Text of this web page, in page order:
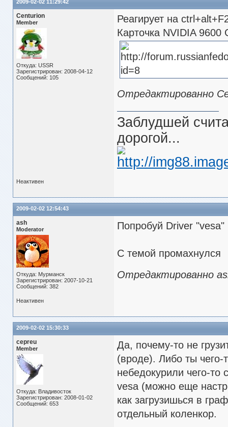
2009-02-02 11:29:42
Centurion
Member
Откуда: USSR
Зарегистрирован: 2008-04-12
Сообщений: 105
Реагирует на
Карточка NVIDIA 9600
Отредактированно
Заблудшей
дорогой...
Неактивен
2009-02-02 12:54:43
ash
Moderator
Откуда: Мурманск
Зарегистрирован: 2007-10-21
Сообщений: 382
Попробуй Driver
С темой промахнулся
Отредактированно
Неактивен
2009-02-02 15:30:33
cepreu
Member
Откуда: Владивосток
Зарегистрирован: 2008-01-02
Сообщений: 653
Да, почему-то не
(вроде). Либо ты чего-
небедокурили чего-то
vesa (можно еще
как загрузишься в
отдельный коленкор.